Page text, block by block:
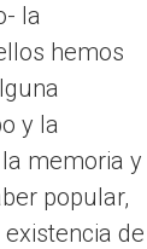
la
hemos
y la
memoria y
popular,
de